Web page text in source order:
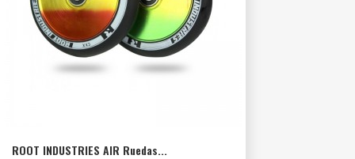
ROOT INDUSTRIES AIR Ruedas...